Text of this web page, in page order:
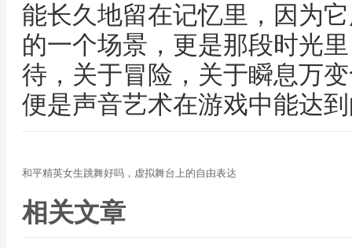
能长久地留在记忆里，因为
的一个场景，更是那段时光
待，关于冒险，关于瞬息万
便是声音艺术在游戏中能达
和平精英女生跳舞好吗，虚拟舞台上的自由表达
相关文章